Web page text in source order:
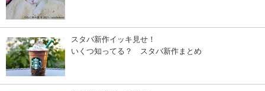
スタバ新作イッキ見せ！
いくつ知ってる？ スタバ新作まとめ